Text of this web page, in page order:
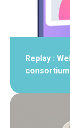
Replay :